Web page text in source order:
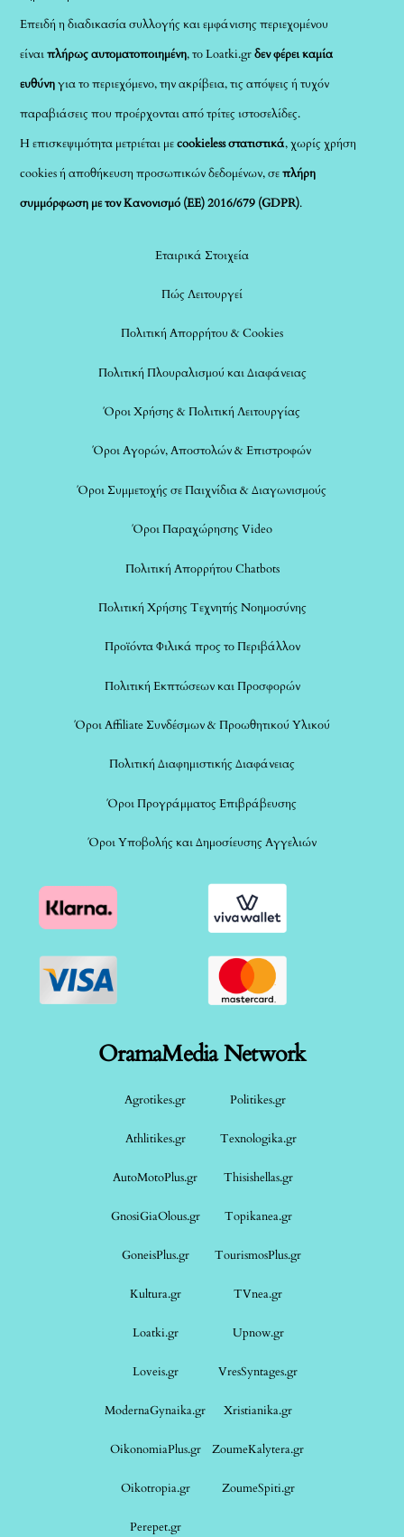
Επειδή η διαδικασία συλλογής και εμφάνισης περιεχομένου
είναιπλήρως αυτοματοποιημένη, το Loatki.grδεν φέρει καμία
ευθύνηγια το περιεχόμενο, την ακρίβεια, τις απόψεις ή τυχόν
παραβιάσεις που προέρχονται από τρίτες ιστοσελίδες.
Η επισκεψιμότητα μετριέται μεcookieless στατιστικά, χωρίς χρήση
cookies ή αποθήκευση προσωπικών δεδομένων, σεπλήρη
συμμόρφωση με τον Κανονισμό (ΕΕ) 2016/679 (GDPR).
Εταιρικά Στοιχεία
Πώς Λειτουργεί
Πολιτική Απορρήτου & Cookies
Πολιτική Πλουραλισμού και Διαφάνειας
Όροι Χρήσης & Πολιτική Λειτουργίας
Όροι Αγορών, Αποστολών & Επιστροφών
Όροι Συμμετοχής σε Παιχνίδια & Διαγωνισμούς
Όροι Παραχώρησης Video
Πολιτική Απορρήτου Chatbots
Πολιτική Χρήσης Τεχνητής Νοημοσύνης
Προϊόντα Φιλικά προς το Περιβάλλον
Πολιτική Εκπτώσεων και Προσφορών
Όροι Affiliate Συνδέσμων & Προωθητικού Υλικού
Πολιτική Διαφημιστικής Διαφάνειας
Όροι Προγράμματος Επιβράβευσης
Όροι Υποβολής και Δημοσίευσης Αγγελιών
OramaMedia Network
Agrotikes.gr Politikes.gr
Athlitikes.gr Texnologika.gr
AutoMotoPlus.gr Thisishellas.gr
GnosiGiaOlous.gr Topikanea.gr
GoneisPlus.gr TourismosPlus.gr
Kultura.gr TVnea.gr
Loatki.gr Upnow.gr
Loveis.gr VresSyntages.gr
ModernaGynaika.gr Xristianika.gr
OikonomiaPlus.gr ZoumeKalytera.gr
Oikotropia.gr ZoumeSpiti.gr
Perepet.gr